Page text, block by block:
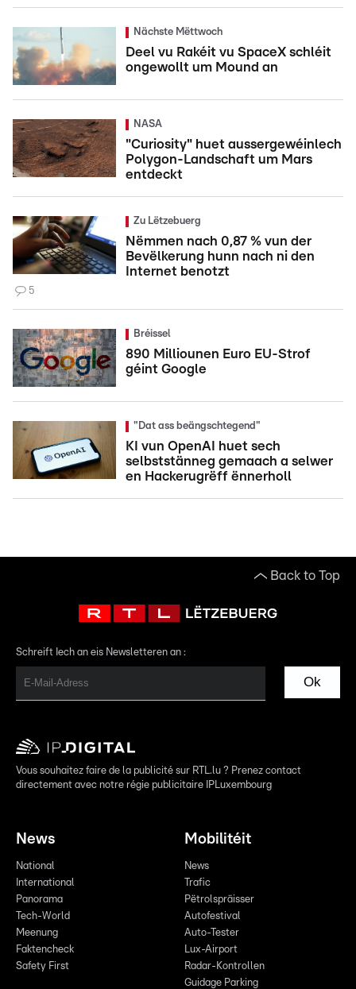
Nächste Mëttwoch
Deel vu Rakéit vu SpaceX schléit
ongewollt um Mound an
NASA
"Curiosity" huet aussergewéinlech
Polygon-Landschaft um Mars
entdeckt
Zu Lëtzebuerg
Nëmmen nach 0,87 % vun der
Bevëlkerung hunn nach ni den
Internet benotzt
5
Bréissel
890 Milliounen Euro EU-Strof
géint Google
"Dat ass beängschtegend"
KI vun OpenAI huet sech
selbststänneg gemaach a selwer
en Hackerugrëff ënnerholl
Back to Top
Schreift Iech an eis Newsletteren an :
Ok
Vous souhaitez faire de la publicité sur RTL.lu ? Prenez contact
directement avec notre régie publicitaire IPLuxembourg
News
National
International
Panorama
Tech-World
Meenung
Faktencheck
Safety First
Mobilitéit
News
Trafic
Pëtrolspräisser
Autofestival
Auto-Tester
Lux-Airport
Radar-Kontrollen
Guidage Parking